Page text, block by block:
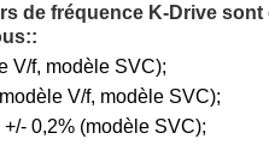
de fréquence K-Drive
V/f, modèle SVC);
V/f, modèle SVC);
0,2% (modèle SVC);